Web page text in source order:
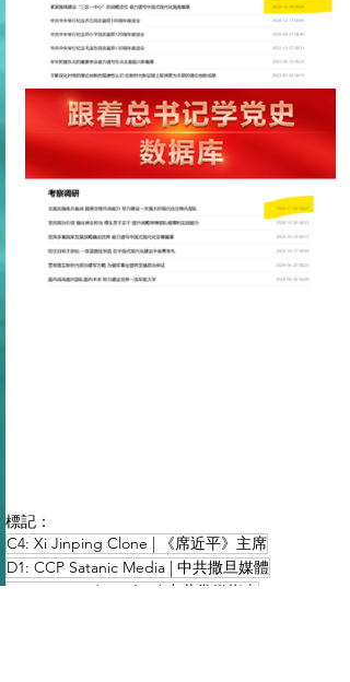
標記：
C4: Xi Jinping Clone | 《席近平》主席
D1: CCP Satanic Media | 中共撒旦媒體
B0: CCP Media Index | 中共黨媒指南